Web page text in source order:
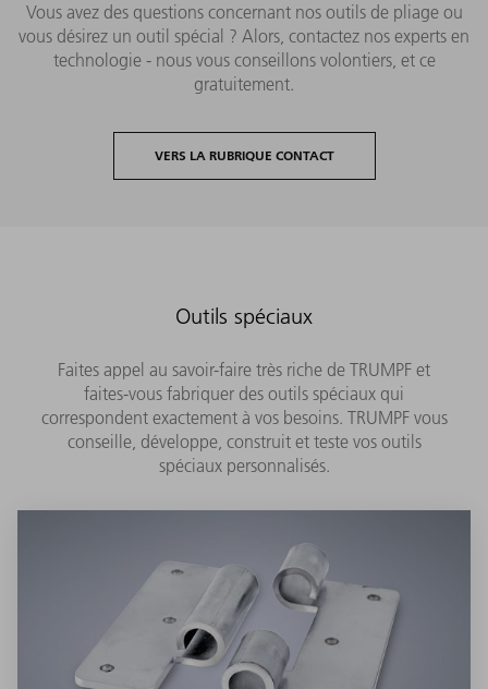
Vous avez des questions concernant nos outils de pliage ou
vous désirez un outil spécial ? Alors, contactez nos experts en
technologie - nous vous conseillons volontiers, et ce
gratuitement.
VERS LA RUBRIQUE CONTACT
Outils spéciaux
Faites appel au savoir-faire très riche de TRUMPF et
faites-vous fabriquer des outils spéciaux qui
correspondent exactement à vos besoins. TRUMPF vous
conseille, développe, construit et teste vos outils
spéciaux personnalisés.